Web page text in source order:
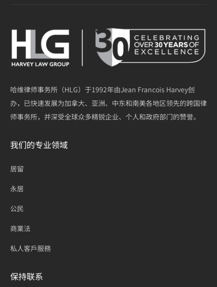
哈维律师事务所（HLG）于1992年由Jean Francois Harvey创
办，已快速发展为加拿大、亚洲、中东和南美各地区领先的跨国律
师事务所，并深受全球众多精锐企业、个人和政府部门的赞誉。
我们的专业领域
居留
永居
公民
商業法
私人客戶服務
保持联系